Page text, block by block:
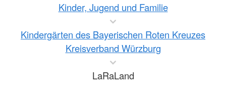
Kinder, Jugend und Familie
Kindergärten des Bayerischen Roten Kreuzes
Kreisverband Würzburg
LaRaLand